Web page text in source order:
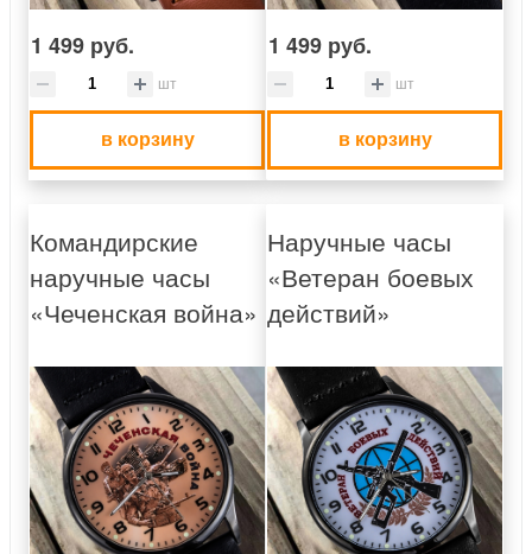
1 499 руб.
шт
в корзину
1 499 руб.
шт
в корзину
Командирские
наручные часы
«Чеченская война»
Наручные часы
«Ветеран боевых
действий»